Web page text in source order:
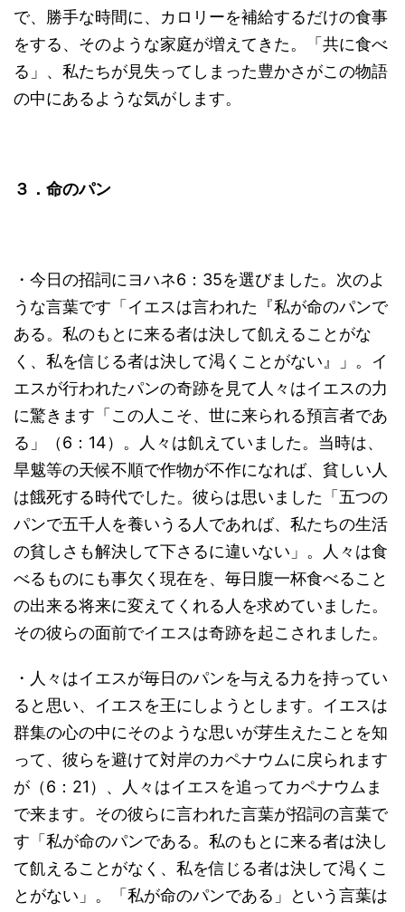
で、勝手な時間に、カロリーを補給するだけの食事
をする、そのような家庭が増えてきた。「共に食べ
る」、私たちが見失ってしまった豊かさがこの物語
の中にあるような気がします。
３．命のパン
・今日の招詞にヨハネ6：35を選びました。次のよ
うな言葉です「イエスは言われた『私が命のパンで
ある。私のもとに来る者は決して飢えることがな
く、私を信じる者は決して渇くことがない』」。イ
エスが行われたパンの奇跡を見て人々はイエスの力
に驚きます「この人こそ、世に来られる預言者であ
る」（6：14）。人々は飢えていました。当時は、
旱魃等の天候不順で作物が不作になれば、貧しい人
は餓死する時代でした。彼らは思いました「五つの
パンで五千人を養いうる人であれば、私たちの生活
の貧しさも解決して下さるに違いない」。人々は食
べるものにも事欠く現在を、毎日腹一杯食べること
の出来る将来に変えてくれる人を求めていました。
その彼らの面前でイエスは奇跡を起こされました。
・人々はイエスが毎日のパンを与える力を持ってい
ると思い、イエスを王にしようとします。イエスは
群集の心の中にそのような思いが芽生えたことを知
って、彼らを避けて対岸のカペナウムに戻られます
が（6：21）、人々はイエスを追ってカペナウムま
で来ます。その彼らに言われた言葉が招詞の言葉で
す「私が命のパンである。私のもとに来る者は決し
て飢えることがなく、私を信じる者は決して渇くこ
とがない」。「私が命のパンである」という言葉は